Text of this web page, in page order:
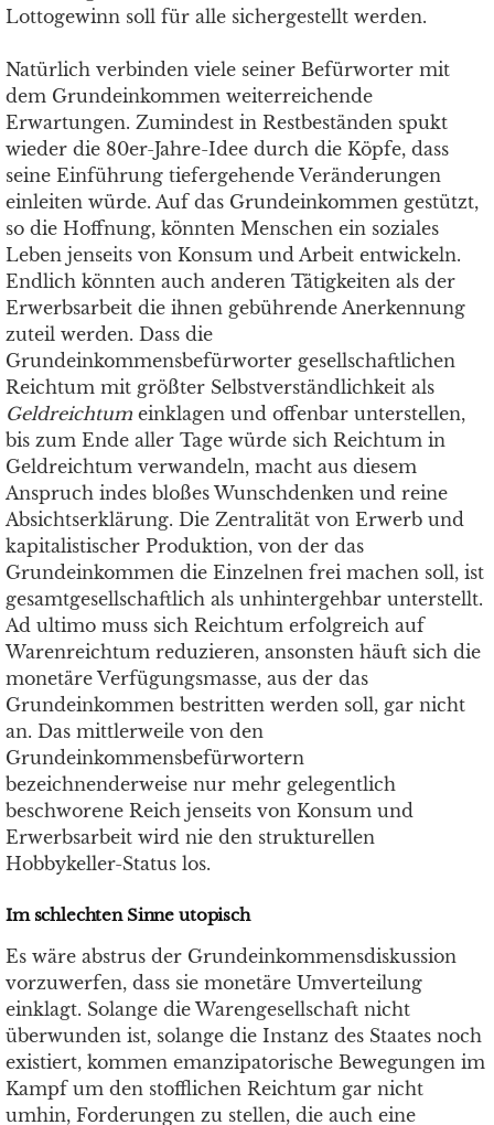
Lottogewinn soll für alle sichergestellt werden.
Natürlich verbinden viele seiner Befürworter mit
dem Grundeinkommen weiterreichende
Erwartungen. Zumindest in Restbeständen spukt
wieder die 80er-Jahre-Idee durch die Köpfe, dass
seine Einführung tiefergehende Veränderungen
einleiten würde. Auf das Grundeinkommen gestützt,
so die Hoffnung, könnten Menschen ein soziales
Leben jenseits von Konsum und Arbeit entwickeln.
Endlich könnten auch anderen Tätigkeiten als der
Erwerbsarbeit die ihnen gebührende Anerkennung
zuteil werden. Dass die
Grundeinkommensbefürworter gesellschaftlichen
Reichtum mit größter Selbstverständlichkeit als
Geldreichtum einklagen und offenbar unterstellen,
bis zum Ende aller Tage würde sich Reichtum in
Geldreichtum verwandeln, macht aus diesem
Anspruch indes bloßes Wunschdenken und reine
Absichtserklärung. Die Zentralität von Erwerb und
kapitalistischer Produktion, von der das
Grundeinkommen die Einzelnen frei machen soll, ist
gesamtgesellschaftlich als unhintergehbar unterstellt.
Ad ultimo muss sich Reichtum erfolgreich auf
Warenreichtum reduzieren, ansonsten häuft sich die
monetäre Verfügungsmasse, aus der das
Grundeinkommen bestritten werden soll, gar nicht
an. Das mittlerweile von den
Grundeinkommensbefürwortern
bezeichnenderweise nur mehr gelegentlich
beschworene Reich jenseits von Konsum und
Erwerbsarbeit wird nie den strukturellen
Hobbykeller-Status los.
Im schlechten Sinne utopisch
Es wäre abstrus der Grundeinkommensdiskussion
vorzuwerfen, dass sie monetäre Umverteilung
einklagt. Solange die Warengesellschaft nicht
überwunden ist, solange die Instanz des Staates noch
existiert, kommen emanzipatorische Bewegungen im
Kampf um den stofflichen Reichtum gar nicht
umhin, Forderungen zu stellen, die auch eine